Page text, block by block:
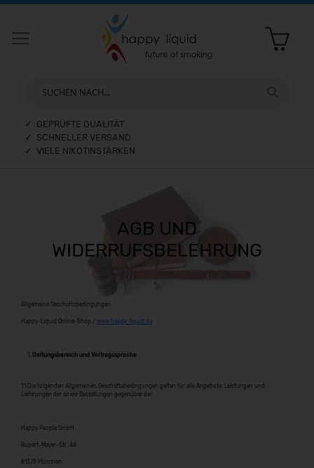
SUCHEN NACH...
✓ GEPRÜFTE QUALITÄT
✓ SCHNELLER VERSAND
✓ VIELE NIKOTINSTÄRKEN
AGB UND
WIDERRUFSBELEHRUNG
Allgemeine Geschäftsbedingungen
Happy-Liquid Online-Shop / www.happy-liquid.de
Geltungsbereich und Vertragssprache
1.1 Die folgenden Allgemeinen Geschäftsbedingungen gelten für alle Angebote, Leistungen und
Lieferungen der sowie Bestellungen gegenüber der
Happy People GmbH
Rupert-Mayer-Str. 44
81379 München